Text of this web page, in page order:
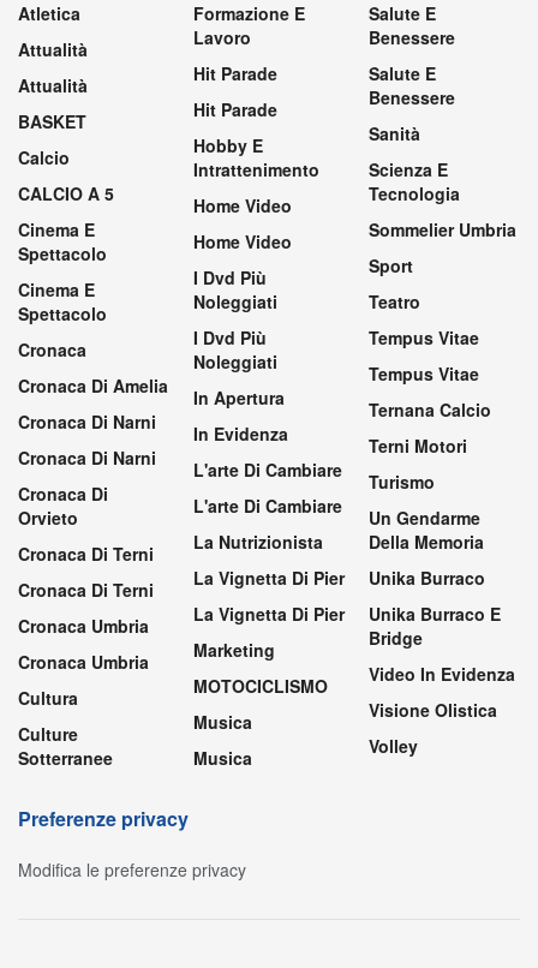
Atletica
Attualità
Attualità
BASKET
Calcio
CALCIO A 5
Cinema E
Spettacolo
Cinema E
Spettacolo
Cronaca
Cronaca Di Amelia
Cronaca Di Narni
Cronaca Di Narni
Cronaca Di
Orvieto
Cronaca Di Terni
Cronaca Di Terni
Cronaca Umbria
Cronaca Umbria
Cultura
Culture
Sotterranee
Formazione E
Lavoro
Hit Parade
Hit Parade
Hobby E
Intrattenimento
Home Video
Home Video
I Dvd Più
Noleggiati
I Dvd Più
Noleggiati
In Apertura
In Evidenza
L'arte Di Cambiare
L'arte Di Cambiare
La Nutrizionista
La Vignetta Di Pier
La Vignetta Di Pier
Marketing
MOTOCICLISMO
Musica
Musica
Salute E
Benessere
Salute E
Benessere
Sanità
Scienza E
Tecnologia
Sommelier Umbria
Sport
Teatro
Tempus Vitae
Tempus Vitae
Ternana Calcio
Terni Motori
Turismo
Un Gendarme
Della Memoria
Unika Burraco
Unika Burraco E
Bridge
Video In Evidenza
Visione Olistica
Volley
Preferenze privacy
Modifica le preferenze privacy